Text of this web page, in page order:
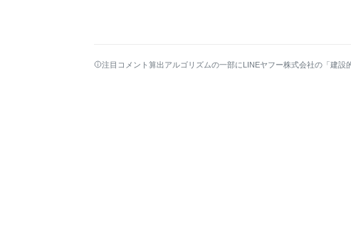
注目コメント算出アルゴリズムの一部にLINEヤフー株式会社の「建設